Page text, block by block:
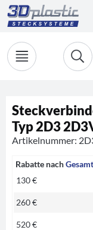
Typ 2D3
Artikelnummer:
Rabatte nach
130 €
260 €
520 €